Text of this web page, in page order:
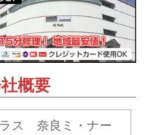
概要
ス 奈良ミ・ナー